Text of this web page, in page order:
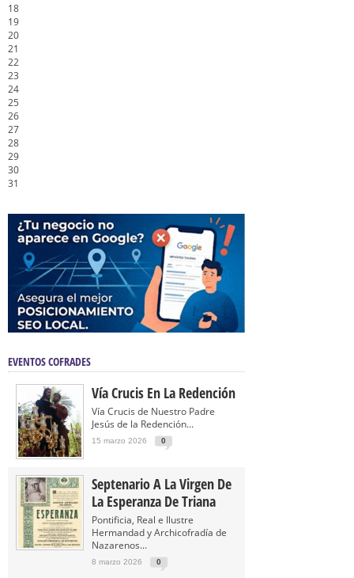
18
19
20
21
22
23
24
25
26
27
28
29
30
31
EVENTOS COFRADES
Vía Crucis En La Redención
Vía Crucis de Nuestro Padre
Jesús de la Redención...
15 marzo 2026 0
Septenario A La Virgen De
La Esperanza De Triana
Pontificia, Real e Ilustre
Hermandad y Archicofradía de
Nazarenos...
8 marzo 2026 0